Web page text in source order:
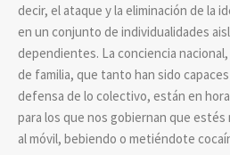
decir, el ataque y la eliminación de la
en un conjunto de individualidades
dependientes. La conciencia
de familia, que tanto han sido
defensa de lo colectivo, están en
para los que nos gobiernan que estés
al móvil, bebiendo o metiéndote